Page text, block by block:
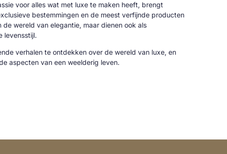
voor alles wat met luxe te maken heeft, brengt
bestemmingen en de meest verfijnde producten
wereld van elegantie, maar dienen ook als
levensstijl.
verhalen te ontdekken over de wereld van luxe, en
aspecten van een weelderig leven.